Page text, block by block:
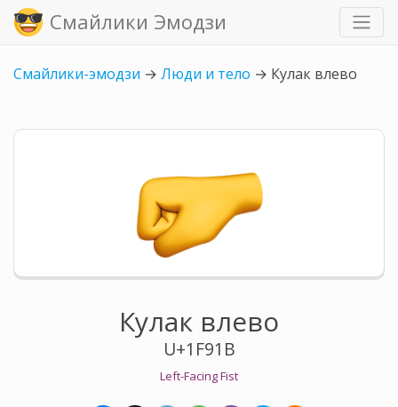
Смайлики Эмодзи
Смайлики-эмодзи → Люди и тело → Кулак влево
Кулак влево
U+1F91B
Left-Facing Fist